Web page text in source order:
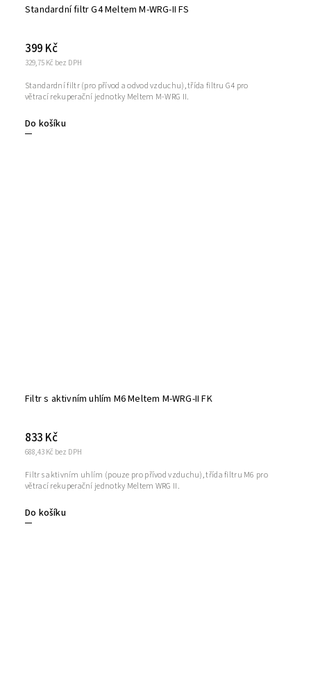
Standardní filtr G4 Meltem M-WRG-II FS
329,75 Kč bez DPH
399 Kč
Do košíku
Standardní filtr (pro přívod a odvod vzduchu), třída filtru G4 pro
větrací rekuperační jednotky Meltem M-WRG II.
Filtr s aktivním uhlím M6 Meltem M-WRG-II FK
688,43 Kč bez DPH
833 Kč
Do košíku
Filtr s aktivním uhlím (pouze pro přívod vzduchu), třída filtru M6 pro
větrací rekuperační jednotky Meltem WRG II.